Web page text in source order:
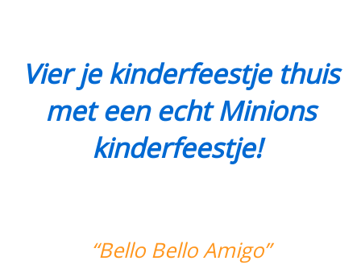
Vier je kinderfeestje thuis
met een echt Minions
kinderfeestje!
“Bello Bello Amigo”